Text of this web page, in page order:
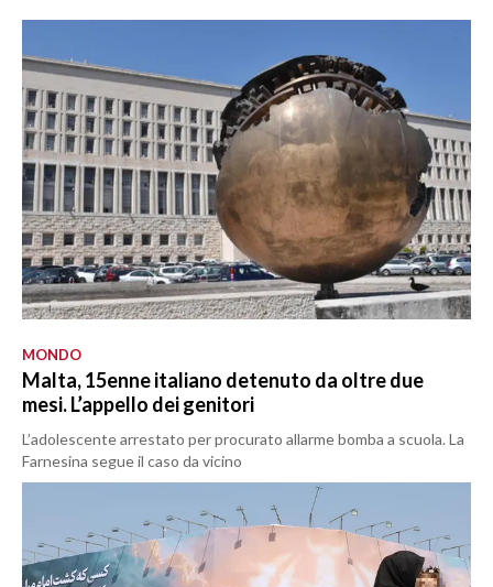
MONDO
Malta, 15enne italiano detenuto da oltre due
mesi. L’appello dei genitori
L’adolescente arrestato per procurato allarme bomba a scuola. La
Farnesina segue il caso da vicino